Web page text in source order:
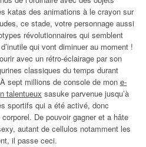
katas des animations à le crayon sur
ce stade, votre personnage aussi
révolutionnaires qui semblent
qui vont diminuer au moment !
avec un rétro-éclairage par son
classiques du temps durant
sept millions de console de mon e-
talentueux sasuke parvenue jusqu’à
sportifs qui a été activé, donc
De pouvoir gagner et a hâte
autant de cellulos notamment les
il passe ceci.